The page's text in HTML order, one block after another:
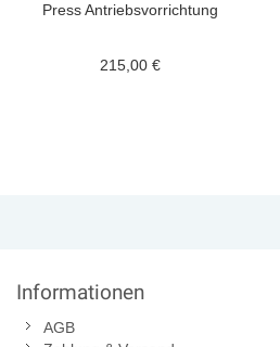
Press Antriebsvorrichtung
215,00 €
Informationen
AGB